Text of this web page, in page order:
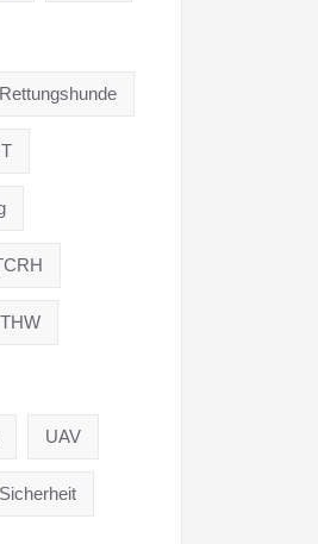
Rettungshunde
THW
UAV